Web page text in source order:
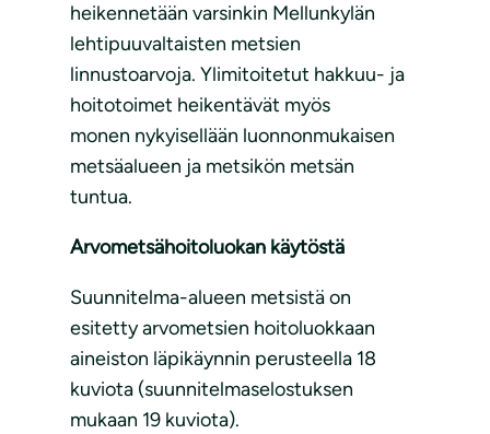
heikennetään varsinkin Mellunkylän
lehtipuuvaltaisten metsien
linnustoarvoja. Ylimitoitetut hakkuu- ja
hoitotoimet heikentävät myös
monen nykyisellään luonnonmukaisen
metsäalueen ja metsikön metsän
tuntua.
Arvometsähoitoluokan käytöstä
Suunnitelma-alueen metsistä on
esitetty arvometsien hoitoluokkaan
aineiston läpikäynnin perusteella 18
kuviota (suunnitelmaselostuksen
mukaan 19 kuviota).